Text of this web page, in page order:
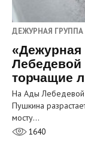
ДЕЖУРНАЯ ГРУППА
Лебедевой
торчащие
На Ады Лебедевой
Пушкина
мосту…
1640